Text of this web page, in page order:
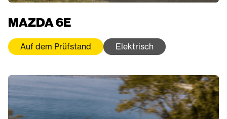
MAZDA 6E
Auf dem Prüfstand Elektrisch